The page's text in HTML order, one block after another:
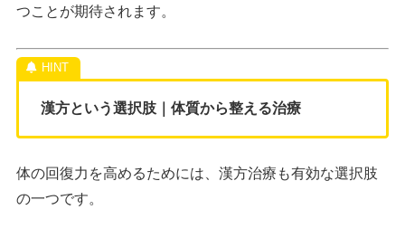
つことが期待されます。
漢方という選択肢｜体質から整える治療
体の回復力を高めるためには、漢方治療も有効な選択肢
の一つです。